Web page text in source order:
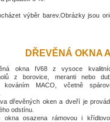
výběr barev.Obrázky jsou
DŘEVĚNÁ OKNA
okna IV68 z vysoce
z borovice, meranti nebo
kováním MACO, včetně
dřevěných oken a dveří je
odstínu.
okna osazena rámovou i